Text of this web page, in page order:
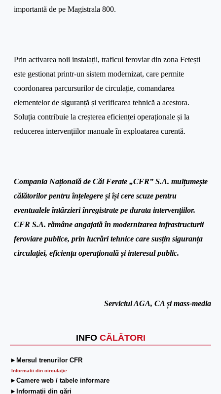
INFO CĂLĂTORI
►Mersul trenurilor CFR
Informatii din circulaţie
►Camere web / tabele informare
►Informaţii din gări
importantă de pe Magistrala 800.
Prin activarea noii instalații, traficul feroviar din zona Fetești
este gestionat printr-un sistem modernizat, care permite
coordonarea parcursurilor de circulație, comandarea
elementelor de siguranță și verificarea tehnică a acestora.
Soluția contribuie la creșterea eficienței operaționale și la
reducerea intervențiilor manuale în exploatarea curentă.
Compania Națională de Căi Ferate „CFR” S.A. mulțumește
călătorilor pentru înțelegere și își cere scuze pentru
eventualele întârzieri înregistrate pe durata intervențiilor.
CFR S.A. rămâne angajată în modernizarea infrastructurii
feroviare publice, prin lucrări tehnice care susțin siguranța
circulației, eficiența operațională și interesul public.
Serviciul AGA, CA și mass-media